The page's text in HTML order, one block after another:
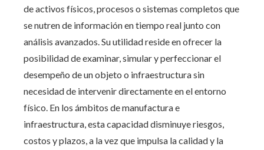
de activos físicos, procesos o sistemas completos que
se nutren de información en tiempo real junto con
análisis avanzados. Su utilidad reside en ofrecer la
posibilidad de examinar, simular y perfeccionar el
desempeño de un objeto o infraestructura sin
necesidad de intervenir directamente en el entorno
físico. En los ámbitos de manufactura e
infraestructura, esta capacidad disminuye riesgos,
costos y plazos, a la vez que impulsa la calidad y la